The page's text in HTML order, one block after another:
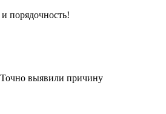
порядочность!
выявили причину